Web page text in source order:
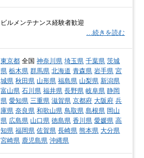
ビルメンテナンス経験者歓迎
…続きを読む
東京都 全国神奈川県 埼玉県 千葉県 茨城
県 栃木県 群馬県 北海道 青森県 岩手県 宮
城県 秋田県 山形県 福島県 山梨県 新潟県
富山県 石川県 福井県 長野県 岐阜県 静岡
県 愛知県 三重県 滋賀県 京都府 大阪府 兵
庫県 奈良県 和歌山県 鳥取県 島根県 岡山
県 広島県 山口県 徳島県 香川県 愛媛県 高
知県 福岡県 佐賀県 長崎県 熊本県 大分県
宮崎県 鹿児島県 沖縄県